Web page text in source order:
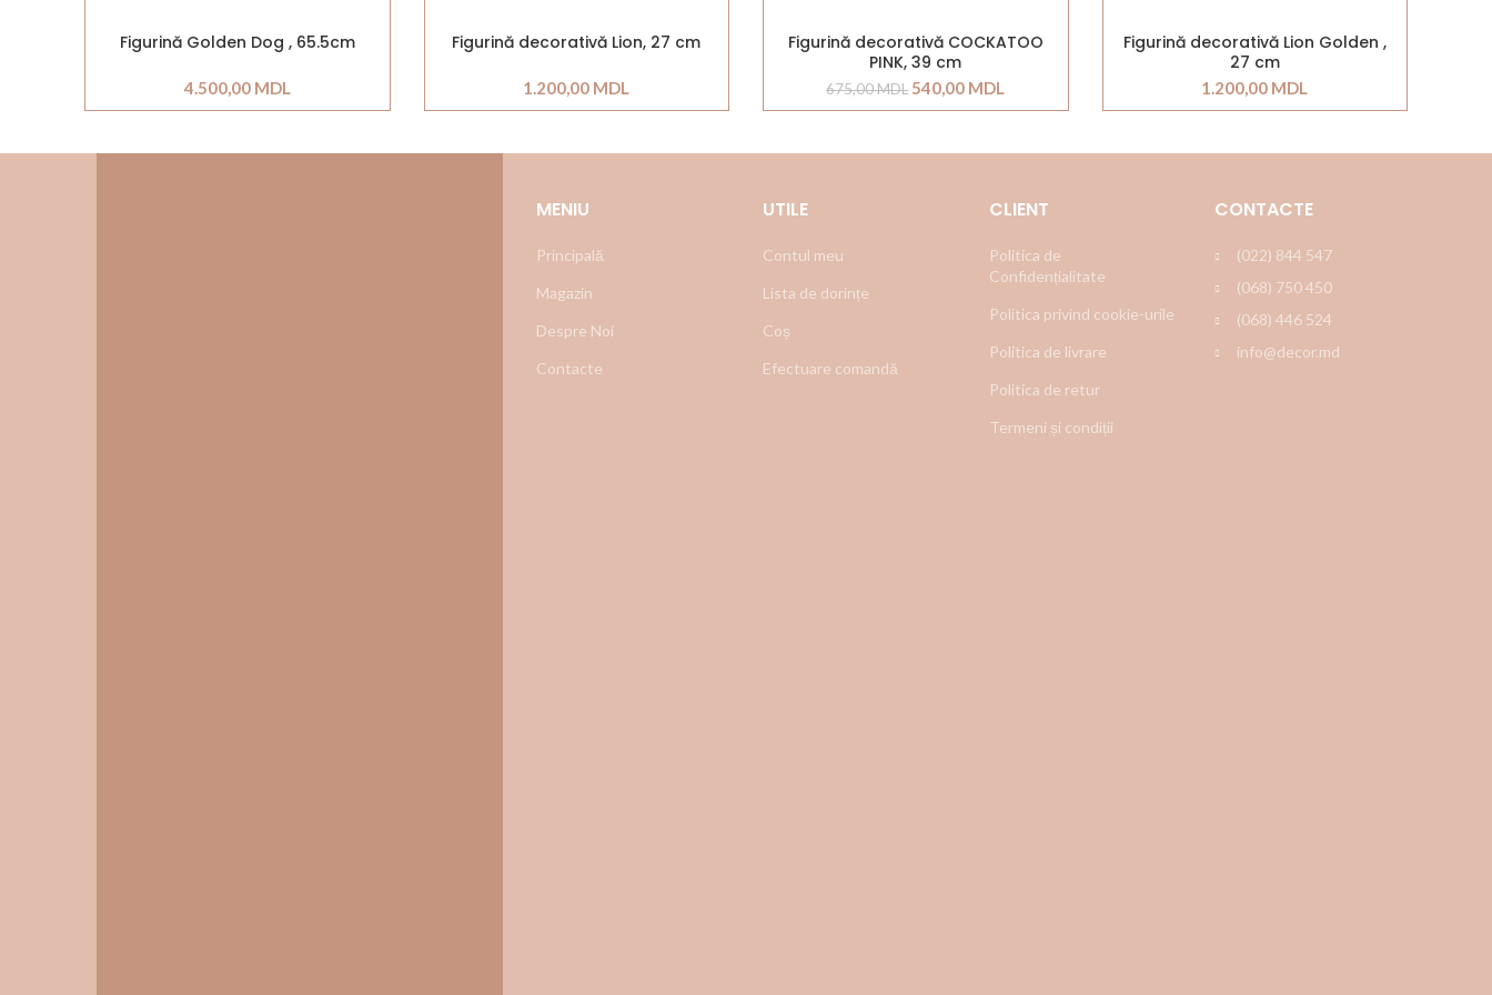
Figurină Golden Dog , 65.5cm
4.500,00 MDL
Figurină decorativă Lion, 27 cm
1.200,00 MDL
Figurină decorativă COCKATOO
PINK, 39 cm
675,00MDL 540,00 MDL
Figurină decorativă Lion Golden ,
27 cm
1.200,00 MDL
MENIU
Principală
Magazin
Despre Noi
Contacte
UTILE
Contul meu
Lista de dorințe
Coș
Efectuare comandă
CLIENT
Politica de
Confidențialitate
Politica privind cookie-urile
Politica de livrare
Politica de retur
Termeni și condiții
CONTACTE
(022) 844 547
(068) 750 450
(068) 446 524
info@decor.md